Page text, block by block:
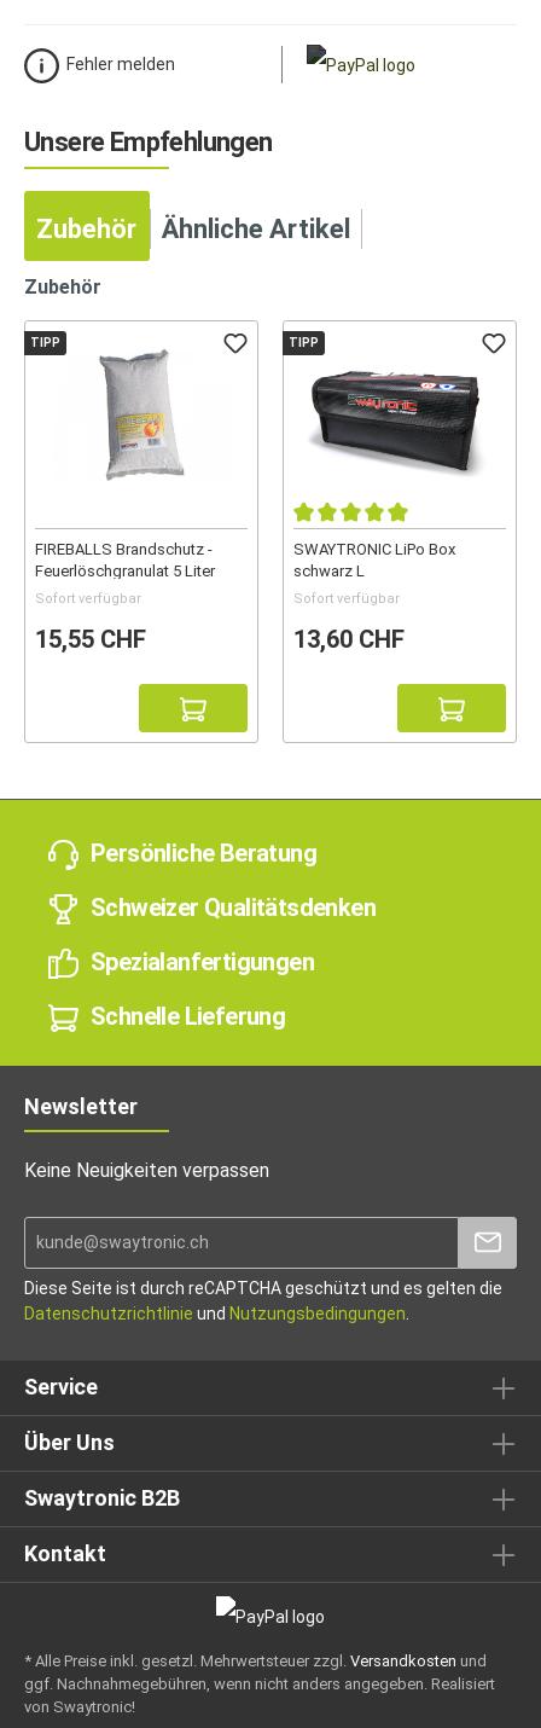
Fehler melden
Unsere Empfehlungen
Zubehör Ähnliche Artikel
Zubehör
TIPP
FIREBALLS Brandschutz -
Feuerlöschgranulat 5 Liter
Sofort verfügbar
15,55 CHF
TIPP
SWAYTRONIC LiPo Box
schwarz L
Sofort verfügbar
13,60 CHF
Persönliche Beratung
Schweizer Qualitätsdenken
Spezialanfertigungen
Schnelle Lieferung
Newsletter
Keine Neuigkeiten verpassen
Diese Seite ist durch reCAPTCHA geschützt und es gelten die
Datenschutzrichtlinie und Nutzungsbedingungen
Service
Über Uns
Swaytronic B2B
Kontakt
* Alle Preise inkl. gesetzl. Mehrwertsteuer zzgl. Versandkosten und
ggf. Nachnahmegebühren, wenn nicht anders angegeben. Realisiert
von Swaytronic!